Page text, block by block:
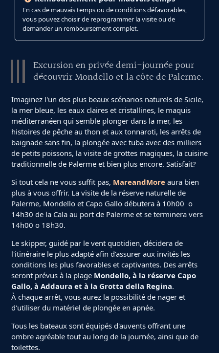
En cas de mauvais temps ou de conditions défavorables,
vous pouvez choisir de reprogrammer la visite ou de
demander un remboursement complet.
Excursion en privée demi-journée pour
découvrir Mondello et la côte de Palerme.
Imaginez l'un des plus beaux scénarios naturels de Sicile,
la mer bleue, les eaux claires et cristallines, le maquis
méditerranéen qui semble plonger dans la mer, les
histoires de pêche au thon et aux tonnaroti, les arrêts de
baignade sans fin, la plongée avec tuba avec des milliers
de petits poissons, la visite de grottes magiques, la cuisine
traditionnelle de Palerme et bien plus encore. Satisfait?
Si tout cela ne vous suffit pas, MareandMoreaura bien
plus à vous offrir. La visite de la réserve naturelle de
Palerme, Mondello et Capo Gallo débutera à 10h00 o
14h30 de la Cala au port de Palerme et se terminera vers
14h00 o 18h30.
Le skipper, guidé par le vent quotidien, décidera de
l'itinéraire le plus adapté afin d'assurer aux invités les
conditions les plus favorables et captivantes. Des arrêts
seront prévus à la plage Mondello, à la réserve Capo
Gallo, à Addaura et à la Grotta della Regina.
À chaque arrêt, vous aurez la possibilité de nager et
d'utiliser du matériel de plongée en apnée.
Tous les bateaux sont équipés d'auvents offrant une
ombre agréable tout au long de la journée, ainsi que de
toilettes.